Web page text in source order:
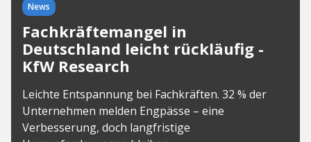
News
Fachkräftemangel in
Deutschland leicht rückläufig -
KfW Research
Leichte Entspannung bei Fachkräften. 32 % der
Unternehmen melden Engpässe – eine
Verbesserung, doch langfristige